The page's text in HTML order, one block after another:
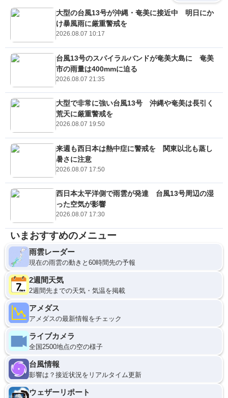
大型の台風13号が沖縄・奄美に接近中 明日にか
け暴風雨に厳重警戒を
2026.08.07 10:17
台風13号のスパイラルバンドが奄美大島に 奄美
市の雨量は400mmに迫る
2026.08.07 21:35
大型で非常に強い台風13号 沖縄や奄美は長引く
荒天に厳重警戒を
2026.08.07 19:50
来週も西日本は熱中症に警戒を 関東以北も蒸し
暑さに注意
2026.08.07 17:50
西日本太平洋側で雨雲が発達 台風13号周辺の湿
った空気が影響
2026.08.07 17:30
いまおすすめのメニュー
雨雲レーダー
現在の雨雲の動きと60時間先の予報
2週間天気
2週間先までの天気・気温を掲載
アメダス
アメダスの最新情報をチェック
ライブカメラ
全国2500地点の空の様子
台風情報
影響は？接近状況をリアルタイム更新
ウェザーリポート